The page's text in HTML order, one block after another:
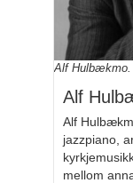
Alf Hulbækmo.
Alf
Alf
jazzpiano,
mellom